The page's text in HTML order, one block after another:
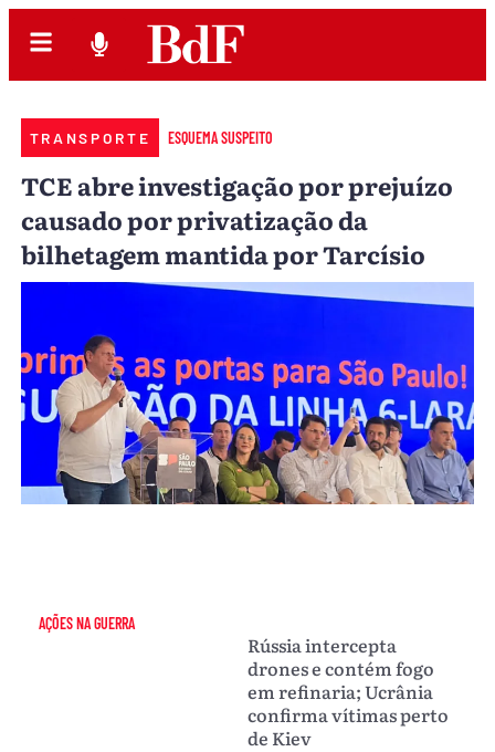
TRANSPORTE ESQUEMA SUSPEITO
TCE abre investigação por prejuízo
causado por privatização da
bilhetagem mantida por Tarcísio
AÇÕES NA GUERRA
Rússia intercepta
drones e contém fogo
em refinaria; Ucrânia
confirma vítimas perto
de Kiev